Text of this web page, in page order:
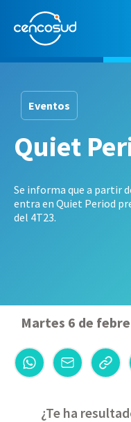
Eventos
Quiet
Se informa que a partir
entra en Quiet Period
del 4T23.
Martes 6 de
¿Te ha